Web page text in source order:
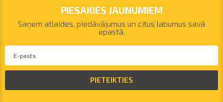
PIESAKIES JAUNUMIEM
Saņem atlaides, piedāvājumus un citus labumus savā
epastā.
PIETEIKTIES